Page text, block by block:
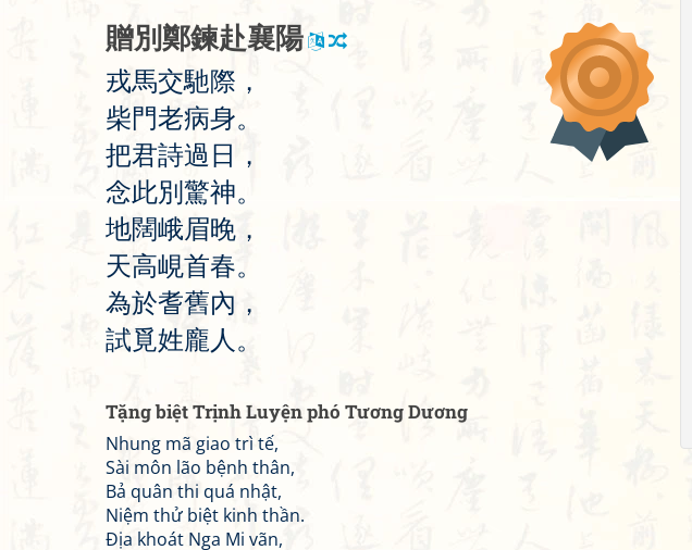
贈別鄭鍊赴襄陽
戎馬交馳際 ，
柴門老病身。
把君詩過 日 ，
念此別 驚神。
地闊峨眉晚 ，
天高峴首春。
為於耆舊內 ，
試覓姓龐 人 。
Tặng biệt Trịnh Luyện phó Tương Dương
Nhung mã giao trì tế,
Sài môn lão bệnh thân,
Bả quân thi quá nhật,
Niệm thử biệt kinh thần.
Địa khoát Nga Mi vãn,